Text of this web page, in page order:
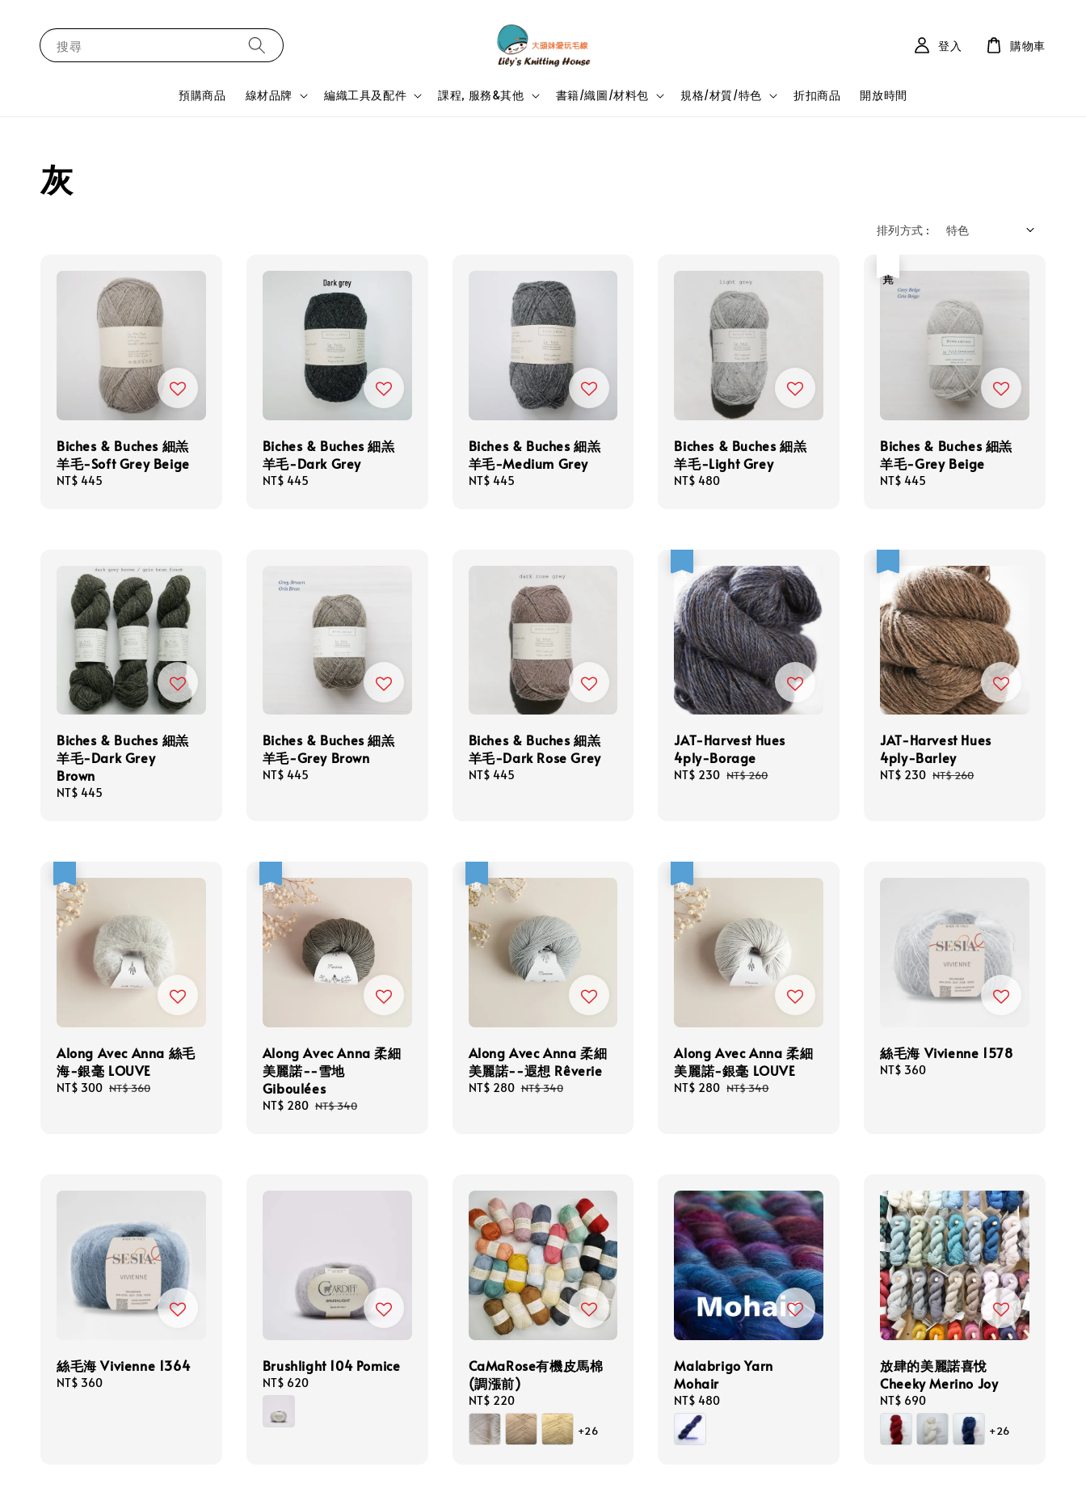
搜尋
預購商品 線材品牌 編織工具及配件 課程, 服務&其他 書籍/織圖/材料包 規格/材質/特色 折扣商品 開放時間
登入 購物車
灰
排列方式 :
Biches & Buches 細羔
羊毛-Soft Grey Beige
Regular
NT$ 445
Biches & Buches 細羔
羊毛-Dark Grey
Regular
NT$ 445
Biches & Buches 細羔
羊毛-Medium Grey
Regular
NT$ 445
Biches & Buches 細羔
羊毛-Light Grey
Regular
NT$ 480
Biches & Buches 細羔
羊毛-Grey Beige
Regular
NT$ 445
Biches & Buches 細羔
羊毛-Dark Grey
Brown
Regular
NT$ 445
Biches & Buches 細羔
羊毛-Grey Brown
Regular
NT$ 445
Biches & Buches 細羔
羊毛-Dark Rose Grey
Regular
NT$ 445
JAT-Harvest Hues
4ply-Borage
Sale
NT$ 230 Regular
NT$ 260
JAT-Harvest Hues
4ply-Barley
Sale
NT$ 230 Regular
NT$ 260
Along Avec Anna 絲毛
海-銀毫 LOUVE
Sale
NT$ 300 Regular
NT$ 360
Along Avec Anna 柔細
美麗諾--雪地
Giboulées
Sale
NT$ 280 Regular
NT$ 340
Along Avec Anna 柔細
美麗諾--遐想 Rêverie
Sale
NT$ 280 Regular
NT$ 340
Along Avec Anna 柔細
美麗諾-銀毫 LOUVE
Sale
NT$ 280 Regular
NT$ 340
絲毛海 Vivienne 1578
Regular
NT$ 360
絲毛海 Vivienne 1364
Regular
NT$ 360
Brushlight 104 Pomice
Regular
price
NT$ 620
CaMaRose有機皮馬棉
(調漲前)
Regular
price
NT$ 220
+26
Malabrigo Yarn
Mohair
Regular
price
NT$ 480
放肆的美麗諾喜悅
Cheeky Merino Joy
Regular
price
NT$ 690
+26